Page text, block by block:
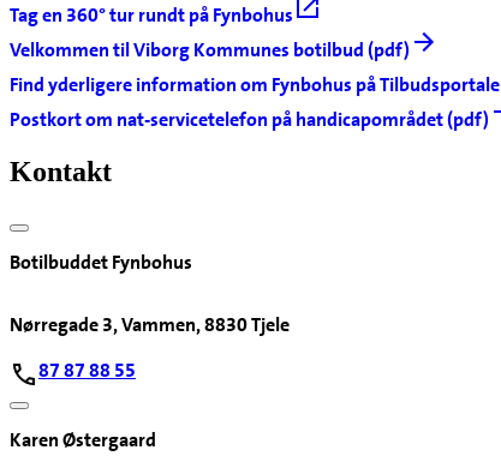
Tag en 360° tur rundt på Fynbohus
Velkommen til Viborg Kommunes botilbud (pdf)
Find yderligere information om Fynbohus på
Postkort om nat-servicetelefon på handicapområdet (pdf)
Kontakt
Botilbuddet Fynbohus
Nørregade 3, Vammen, 8830 Tjele
87 87 88 55
Karen Østergaard